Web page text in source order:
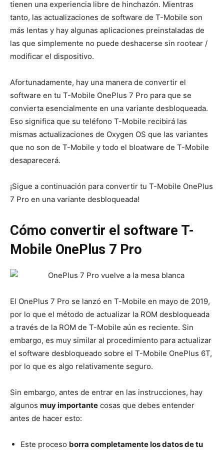
tienen una experiencia libre de hinchazón. Mientras
tanto, las actualizaciones de software de T-Mobile son
más lentas y hay algunas aplicaciones preinstaladas de
las que simplemente no puede deshacerse sin rootear /
modificar el dispositivo.
Afortunadamente, hay una manera de convertir el
software en tu T-Mobile OnePlus 7 Pro para que se
convierta esencialmente en una variante desbloqueada.
Eso significa que su teléfono T-Mobile recibirá las
mismas actualizaciones de Oxygen OS que las variantes
que no son de T-Mobile y todo el bloatware de T-Mobile
desaparecerá.
¡Sigue a continuación para convertir tu T-Mobile OnePlus
7 Pro en una variante desbloqueada!
Cómo convertir el software T-
Mobile OnePlus 7 Pro
El OnePlus 7 Pro se lanzó en T-Mobile en mayo de 2019,
por lo que el método de actualizar la ROM desbloqueada
a través de la ROM de T-Mobile aún es reciente. Sin
embargo, es muy similar al procedimiento para actualizar
el software desbloqueado sobre el T-Mobile OnePlus 6T,
por lo que es algo relativamente seguro.
Sin embargo, antes de entrar en las instrucciones, hay
algunos muy importante cosas que debes entender
antes de hacer esto:
Este proceso borra completamente los datos de tu